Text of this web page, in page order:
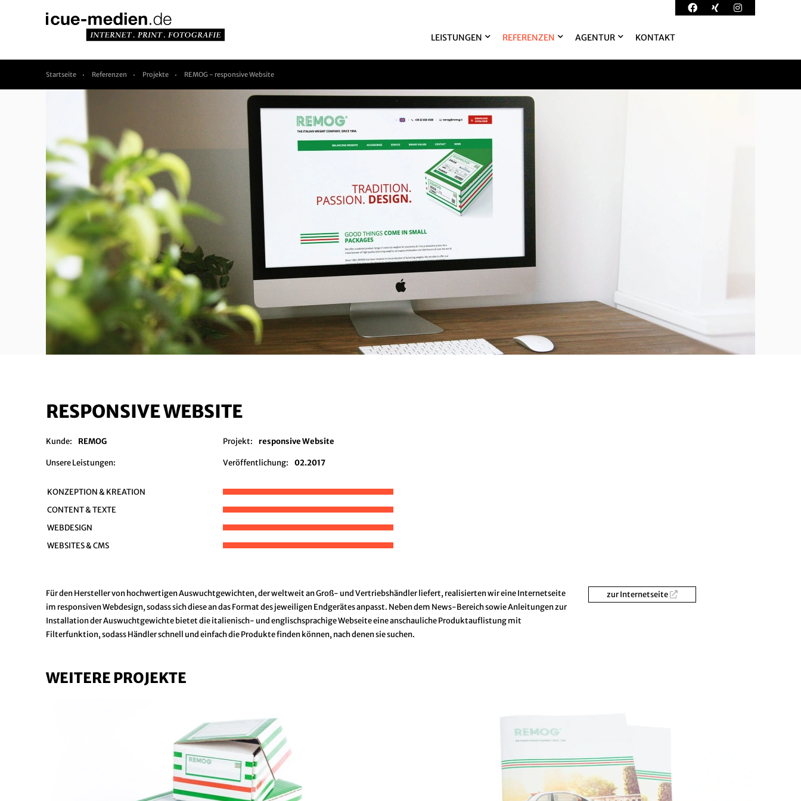
LEISTUNGEN REFERENZEN AGENTUR KONTAKT
Startseite Referenzen Projekte REMOG - responsive Website
RESPONSIVE WEBSITE
Kunde: REMOG Projekt: responsive Website
Veröffentlichung: 02.2017
Unsere Leistungen:
KONZEPTION & KREATION
CONTENT & TEXTE
WEBDESIGN
WEBSITES & CMS
Für den Hersteller von hochwertigen Auswuchtgewichten, der weltweit an Groß- und Vertriebshändler liefert, realisierten wir eine Internetseite
im responsiven Webdesign, sodass sich diese an das Format des jeweiligen Endgerätes anpasst. Neben dem News-Bereich sowie Anleitungen zur
Installation der Auswuchtgewichte bietet die italienisch- und englischsprachige Webseite eine anschauliche Produktauflistung mit
Filterfunktion, sodass Händler schnell und einfach die Produkte finden können, nach denen sie suchen.
zur Internetseite
WEITERE PROJEKTE